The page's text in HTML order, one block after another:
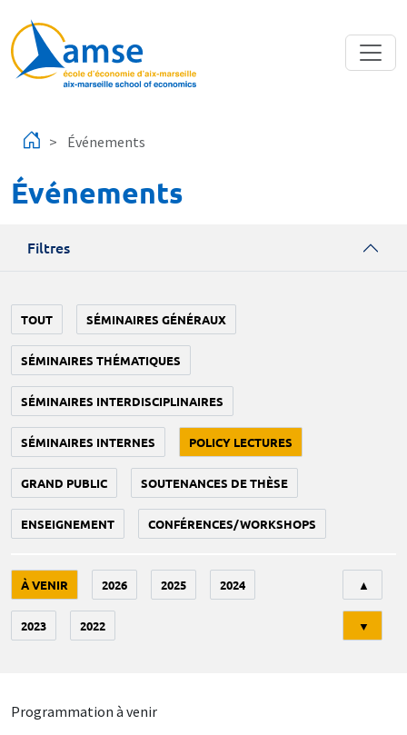
Événements
Événements
Filtres
TOUT SÉMINAIRES GÉNÉRAUX
SÉMINAIRES THÉMATIQUES
SÉMINAIRES INTERDISCIPLINAIRES
SÉMINAIRES INTERNES POLICY LECTURES
GRAND PUBLIC SOUTENANCES DE THÈSE
ENSEIGNEMENT CONFÉRENCES/WORKSHOPS
À VENIR 2026 2025 2024
2023 2022
▲
▼
Programmation à venir